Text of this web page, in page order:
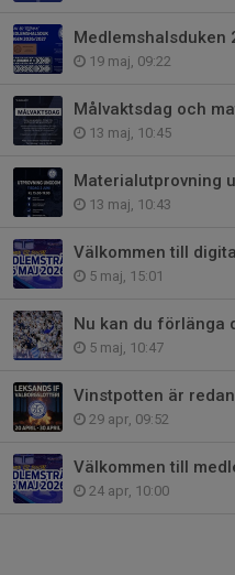
Medlemshalsduken
19 maj, 09:22
Målvaktsdag och
13 maj, 10:45
Materialutprovning
13 maj, 10:43
Välkommen till
5 maj, 15:01
Nu kan du förlänga
5 maj, 10:47
Vinstpotten är
29 apr, 09:52
Välkommen till
24 apr, 10:00